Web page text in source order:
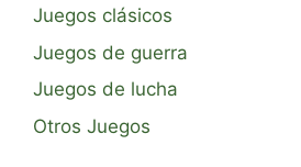
Juegos clásicos
Juegos de guerra
Juegos de lucha
Otros Juegos